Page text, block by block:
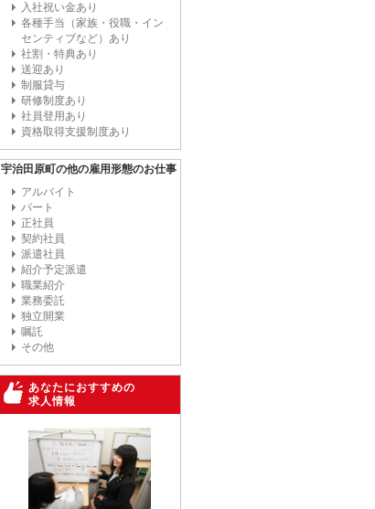
入社祝い金あり
各種手当（家族・役職・イン
センティブなど）あり
社割・特典あり
送迎あり
制服貸与
研修制度あり
社員登用あり
資格取得支援制度あり
宇治田原町の他の雇用形態のお仕事
アルバイト
パート
正社員
契約社員
派遣社員
紹介予定派遣
職業紹介
業務委託
独立開業
嘱託
その他
あなたにおすすめの
求人情報